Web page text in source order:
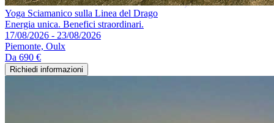
Yoga Sciamanico sulla Linea del Drago
Energia unica. Benefici straordinari.
17/08/2026 - 23/08/2026
Piemonte, Oulx
Da 690 €
Richiedi informazioni